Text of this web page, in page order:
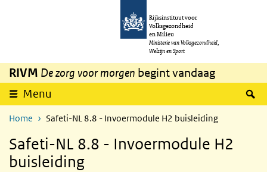
Overslaan en naar de inhoud gaan
Rijksinstituut voor
Volksgezondheid
en Milieu
Ministerie van Volksgezondheid,
Welzijn en Sport
RIVM De zorg voor morgen begint vandaag
Menu
Home Safeti-NL 8.8 - Invoermodule H2 buisleiding
Safeti-NL 8.8 - Invoermodule H2
buisleiding